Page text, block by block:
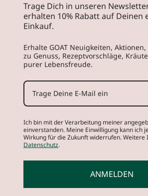
Trage Dich in unseren
erhalten 10% Rabatt auf Deinen
Einkauf.
Erhalte GOAT Neuigkeiten,
zu Genuss, Rezeptvorschläge,
purer Lebensfreude.
Ich bin mit der Verarbeitung meiner
einverstanden. Meine Einwilligung kann ich
Wirkung für die Zukunft widerrufen.
Datenschutz.
ANMELDEN